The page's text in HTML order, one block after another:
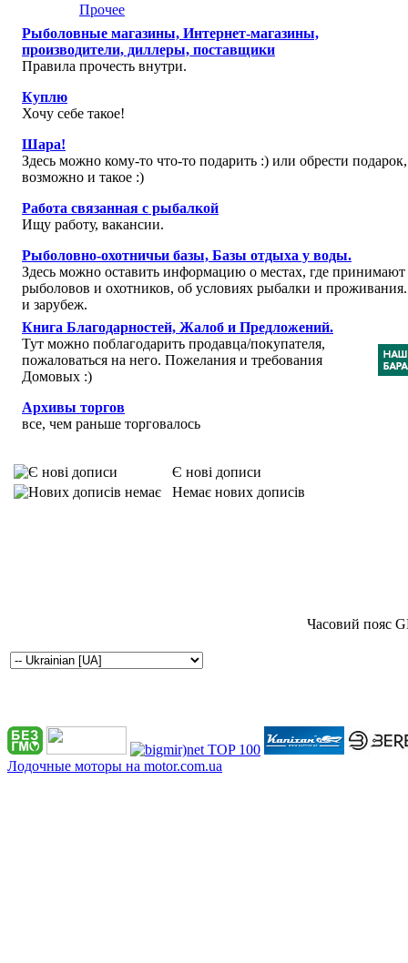
Прочее
Рыболовные магазины, Интернет-магазины,
производители, диллеры, поставщики
Правила прочесть внутри.
Куплю
Хочу себе такое!
Шара!
Здесь можно кому-то что-то подарить :) или обрести подарок,
возможно и такое :)
Работа связанная с рыбалкой
Ищу работу, вакансии.
Рыболовно-охотничьи базы, Базы отдыха у воды.
Здесь можно оставить информацию о местах, где принимают
рыболовов и охотников, об условиях рыбалки и
и зарубеж.
Книга Благодарностей, Жалоб и Предложений.
Тут можно поблагодарить продавца/покупателя,
пожаловаться на него. Пожелания и требования
Домовых :)
Архивы торгов
все, чем раньше торговалось
Є нові дописи
Немає нових дописів
Часовий пояс
Лодочные моторы на motor.com.ua